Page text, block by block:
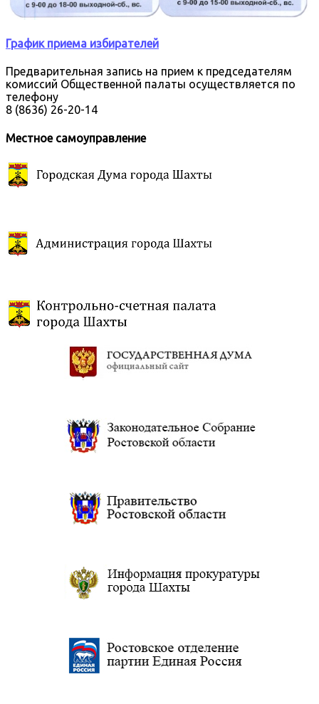
График приема избирателей
Предварительная запись на прием к председателям
комиссий Общественной палаты осуществляется по
телефону
8 (8636) 26-20-14
Местное самоуправление